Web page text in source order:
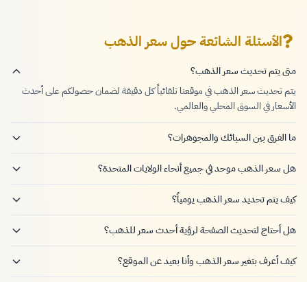
الأسئلة الشائعة حول سعر الذهب
متى يتم تحديث سعر الذهب؟
يتم تحديث سعر الذهب في موقعنا تلقائياً كل دقيقة لضمان حصولكم على أحدث
الأسعار في السوق المحلي والعالمي.
ما الفرق بين السبائك والمجوهرات؟
هل سعر الذهب موحد في جميع أنحاء الولايات المتحدة؟
كيف يتم تحديد سعر الذهب يومياً؟
هل أحتاج لتحديث الصفحة لرؤية أحدث سعر للذهب؟
كيف أعرف بتغير سعر الذهب وأنا بعيد عن الموقع؟